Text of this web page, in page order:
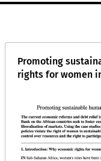
Promoting
rights for women